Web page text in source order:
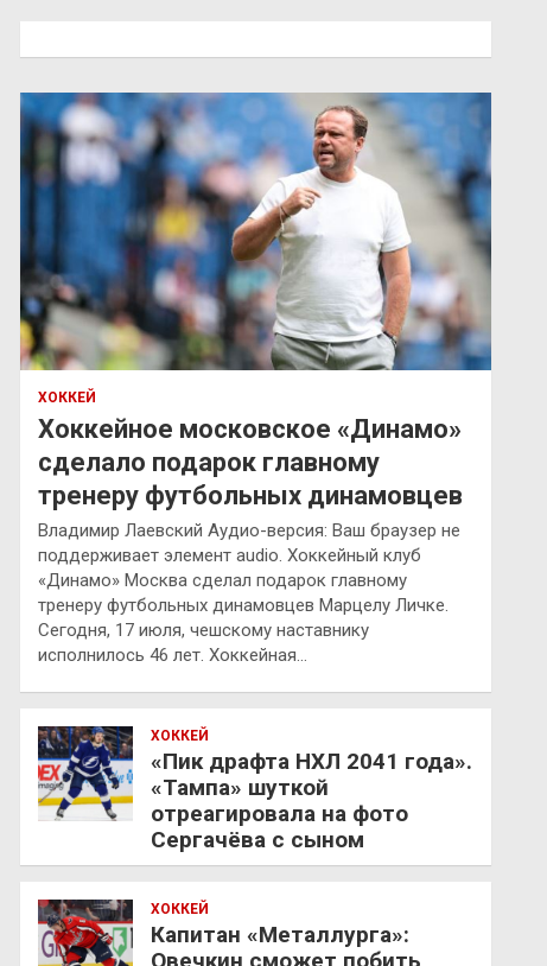
ХОККЕЙ
Хоккейное московское «Динамо»
сделало подарок главному
тренеру футбольных динамовцев
Владимир Лаевский Аудио-версия: Ваш браузер не
поддерживает элемент audio. Хоккейный клуб
«Динамо» Москва сделал подарок главному
тренеру футбольных динамовцев Марцелу Личке.
Сегодня, 17 июля, чешскому наставнику
исполнилось 46 лет. Хоккейная…
ХОККЕЙ
«Пик драфта НХЛ 2041 года».
«Тампа» шуткой
отреагировала на фото
Сергачёва с сыном
ХОККЕЙ
Капитан «Металлурга»: